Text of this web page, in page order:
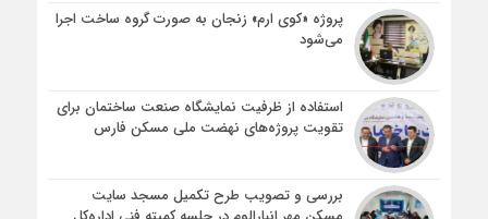
پروژه «کوی ارم» زنجان به صورت گروه ساخت اجرا
می‌شود
استفاده از ظرفیت نمایشگاه صنعت ساختمان برای
تقویت پروژه‌های نهضت ملی مسکن فارس
بررسی و تصویب طرح تکمیل مسجد سایت